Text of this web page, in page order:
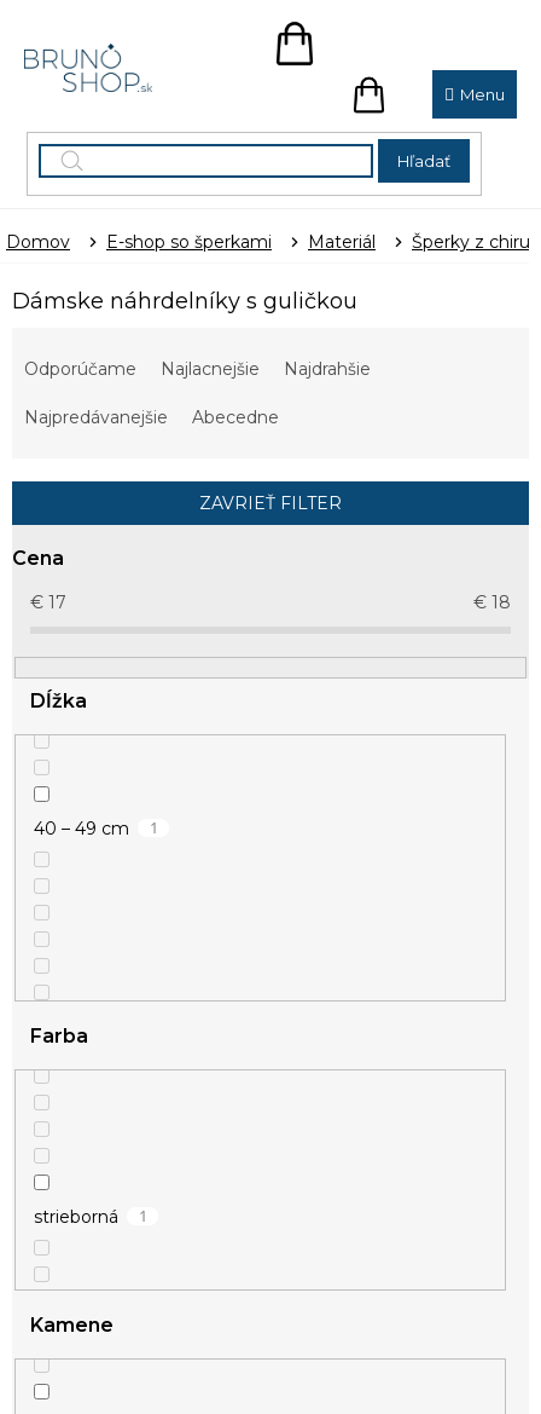
obsah
Hľadať
NÁKUPNÝ
NÁKUPNÝ
KOŠÍK
Domov E-shop so šperkami Materiál Šperky z
Dámske náhrdelníky s guličkou
p
r
k
t
v
Odporúčame Najlacnejšie Najdrahšie
Najpredávanejšie Abecedne
ZAVRIEŤ FILTER
Cena
€ 17 € 18
Dĺžka
40 – 49 cm 1
Farba
strieborná 1
Kamene